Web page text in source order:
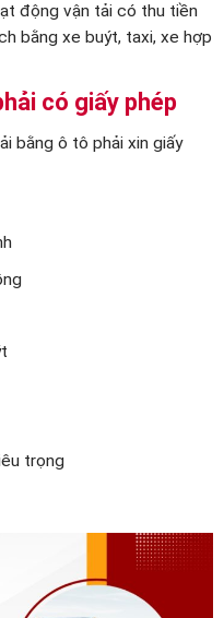
động vận tải có thu tiền
bằng xe buýt, taxi, xe hợp
có giấy phép
bằng ô tô phải xin giấy
trọng